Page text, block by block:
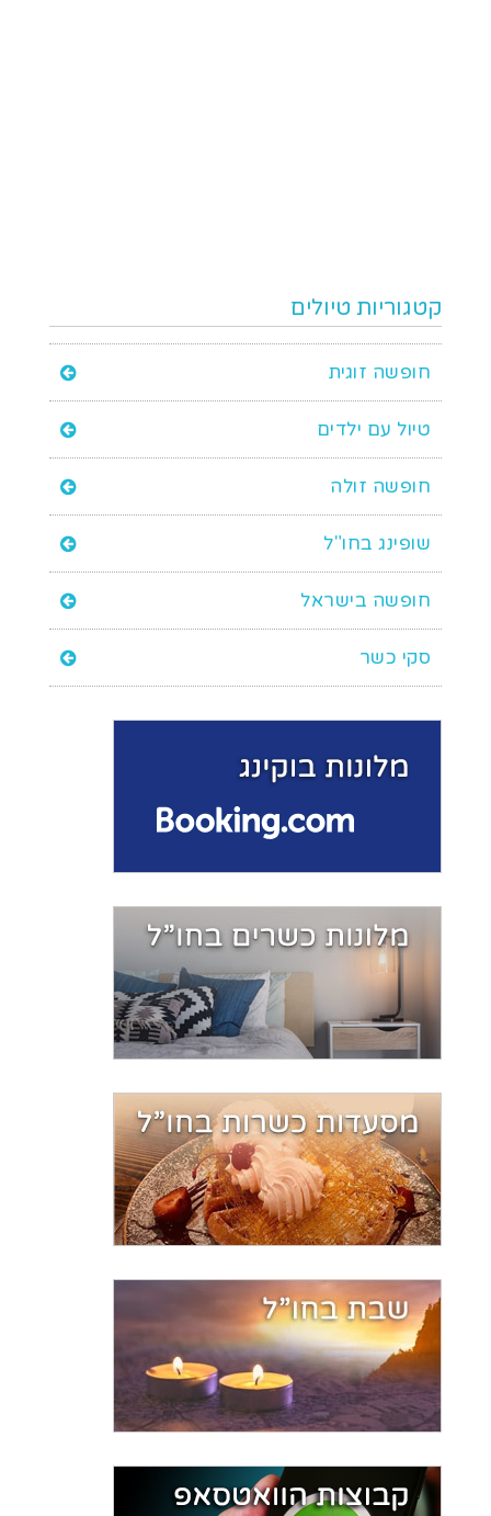
קטגוריות טיולים
חופשה זוגית
טיול עם ילדים
חופשה זולה
שופינג בחו"ל
חופשה בישראל
סקי כשר